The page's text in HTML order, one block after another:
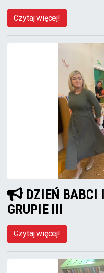
Czytaj więcej!
DZIEŃ BABCI
GRUPIE III
Czytaj więcej!